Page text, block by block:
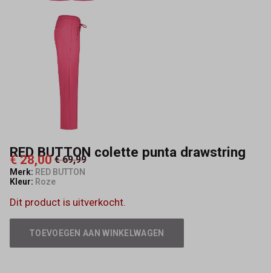
Capisce
Mode
RED BUTTON colette punta drawstring
€ 28,00 € 69,99
Merk: RED BUTTON
Kleur: Roze
Dit product is uitverkocht.
TOEVOEGEN AAN WINKELWAGEN